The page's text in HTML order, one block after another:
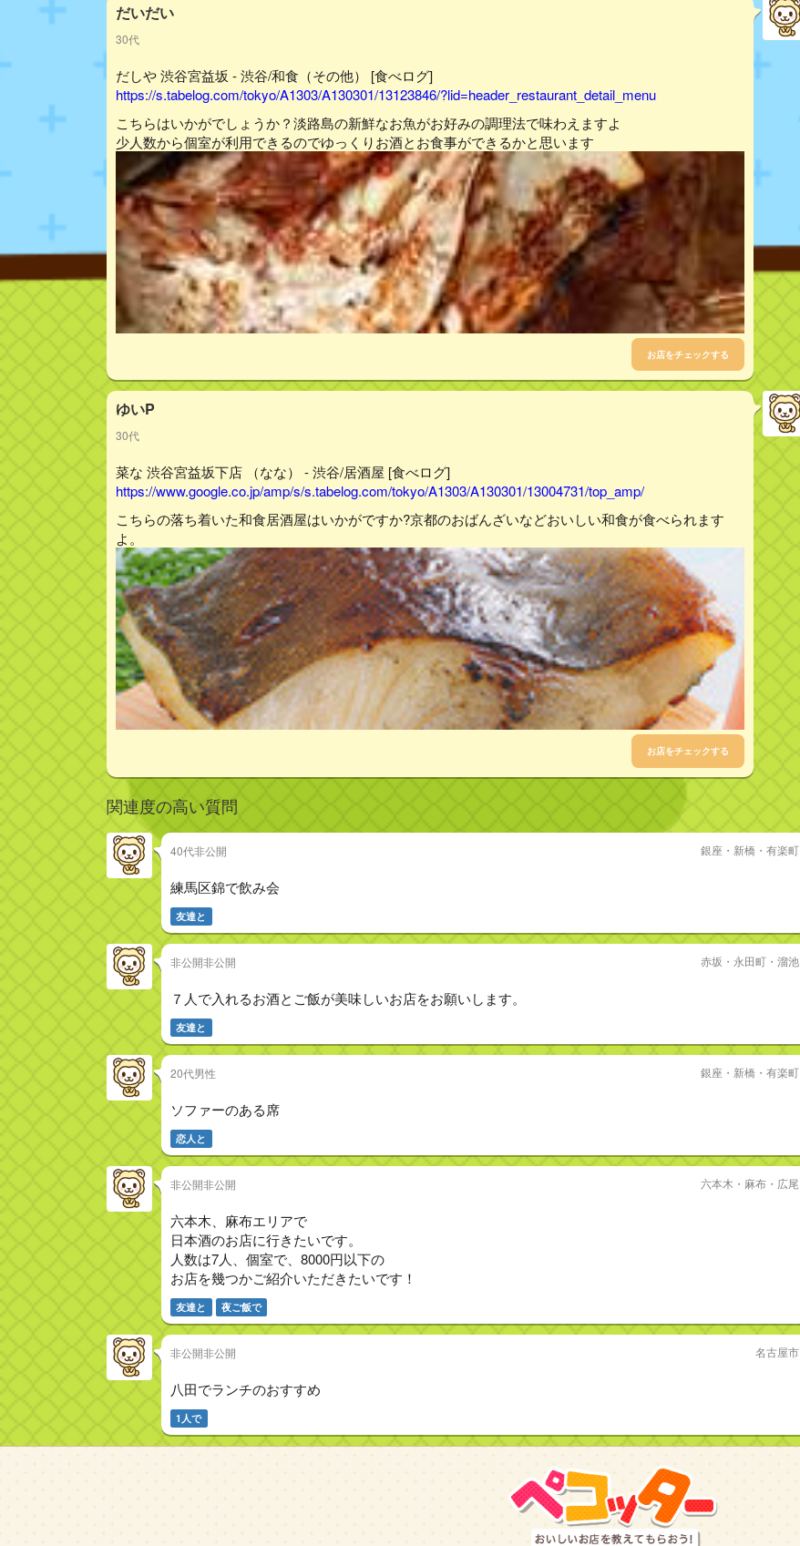
だいだい
30代
だしや 渋谷宮益坂 - 渋谷/和食（その他） [食べログ]
https://s.tabelog.com/tokyo/A1303/A130301/13123846/?lid=header_restaurant_detail_menu
こちらはいかがでしょうか？淡路島の新鮮なお魚がお好みの調理法で味わえますよ
少人数から個室が利用できるのでゆっくりお酒とお食事ができるかと思います
お店をチェックする
ゆいP
30代
菜な 渋谷宮益坂下店 （なな） - 渋谷/居酒屋 [食べログ]
https://www.google.co.jp/amp/s/s.tabelog.com/tokyo/A1303/A130301/13004731/top_amp/
こちらの落ち着いた和食居酒屋はいかがですか?京都のおばんざいなどおいしい和食が食べられます
よ。
お店をチェックする
関連度の高い質問
40代非公開 銀座・新橋・有楽町
練馬区錦で飲み会
友達と
非公開非公開 赤坂・永田町・溜池
７人で入れるお酒とご飯が美味しいお店をお願いします。
友達と
20代男性 銀座・新橋・有楽町
ソファーのある席
恋人と
非公開非公開 六本木・麻布・広尾
六本木、麻布エリアで
日本酒のお店に行きたいです。
人数は7人、個室で、8000円以下の
お店を幾つかご紹介いただきたいです！
友達と 夜ご飯で
非公開非公開 名古屋市
八田でランチのおすすめ
1人で